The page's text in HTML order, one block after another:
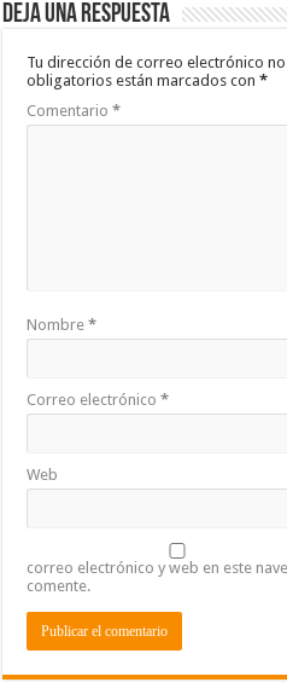
Deja una respuesta
Tu dirección de correo electrónico
obligatorios están marcados con*
Comentario*
Nombre*
Correo electrónico*
Web
correo electrónico y web en este
comente.